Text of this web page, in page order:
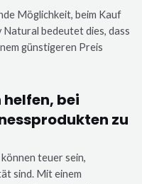
Möglichkeit, beim Kauf
Natural bedeutet dies, dass
günstigeren Preis
bei
zu
teuer sein,
sind. Mit einem